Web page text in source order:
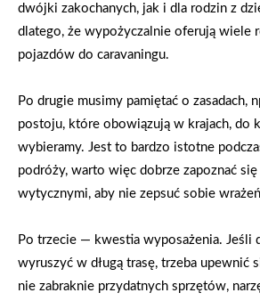
dwójki zakochanych, jak i dla rodzin z
dlatego, że wypożyczalnie oferują wiele
pojazdów do caravaningu.
Po drugie musimy pamiętać o zasadach,
postoju, które obowiązują w krajach, do
wybieramy. Jest to bardzo istotne
podróży, warto więc dobrze zapoznać
wytycznymi, aby nie zepsuć sobie
Po trzecie — kwestia wyposażenia. Jeśli
wyruszyć w długą trasę, trzeba upewnić
nie zabraknie przydatnych sprzętów,